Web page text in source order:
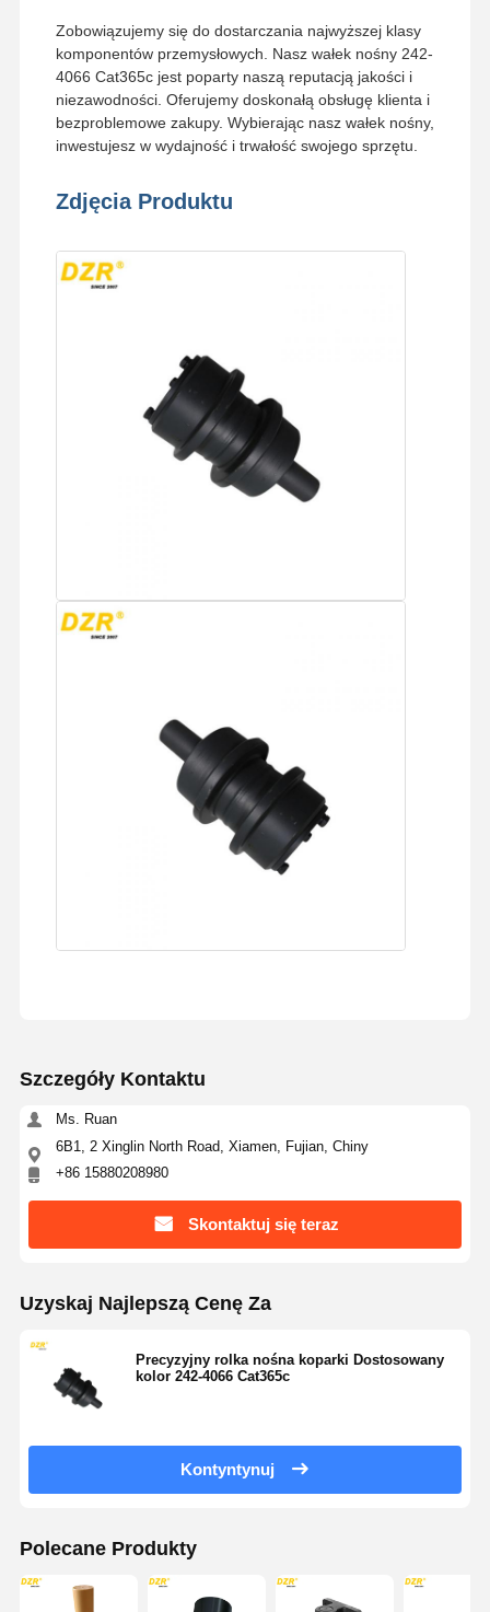
Zobowiązujemy się do dostarczania najwyższej klasy
komponentów przemysłowych. Nasz wałek nośny 242-
4066 Cat365c jest poparty naszą reputacją jakości i
niezawodności. Oferujemy doskonałą obsługę klienta i
bezproblemowe zakupy. Wybierając nasz wałek nośny,
inwestujesz w wydajność i trwałość swojego sprzętu.
Zdjęcia Produktu
Szczegóły Kontaktu
Ms. Ruan
6B1, 2 Xinglin North Road, Xiamen, Fujian, Chiny
+86 15880208980
Skontaktuj się teraz
Uzyskaj Najlepszą Cenę Za
Precyzyjny rolka nośna koparki Dostosowany
kolor 242-4066 Cat365c
Kontyntynuj
Polecane Produkty